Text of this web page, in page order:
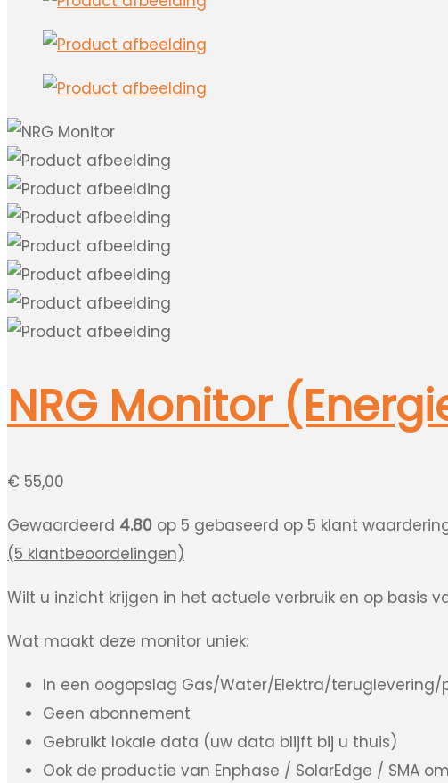
NRG Monitor
€ 55,00
Gewaardeerd 4.80 op 5 gebaseerd op 5 klant
(5 klantbeoordelingen)
Wilt u inzicht krijgen in het actuele verbruik en op basis
Wat maakt deze monitor uniek:
In een oogopslag Gas/Water/Elektra/teruglevering/
Geen abonnement
Gebruikt lokale data (uw data blijft bij u thuis)
Ook de productie van Enphase / SolarEdge / SMA